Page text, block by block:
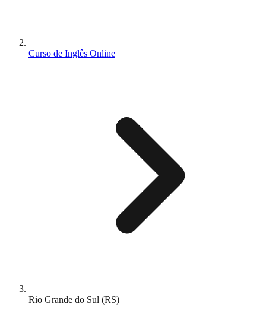
Curso de Inglês Online
Rio Grande do Sul (RS)